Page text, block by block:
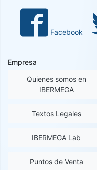
Facebook
Empresa
Quienes somos en
IBERMEGA
Textos Legales
IBERMEGA Lab
Puntos de Venta